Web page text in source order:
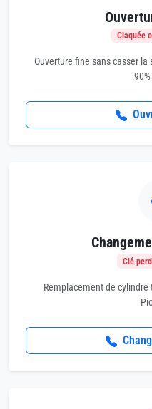
Claquée
Ouverture fine sans casser
Clé
Remplacement de